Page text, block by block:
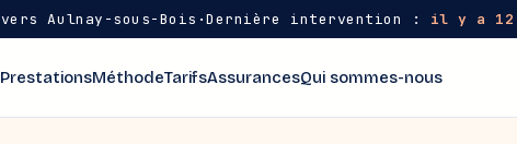
Aulnay-sous-Bois ·Dernière intervention : il y a 12
PrestationsMéthodeTarifsAssurancesQui sommes-nous